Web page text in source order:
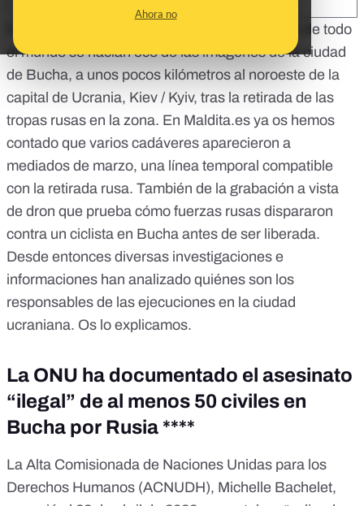
Ahora no
medios de comunicación de todo
el mundo se hacían eco de las imágenes de la ciudad
de Bucha, a unos pocos kilómetros al noroeste de la
capital de Ucrania, Kiev / Kyiv, tras la retirada de las
tropas rusas en la zona. En Maldita.es ya os hemos
contado que varios cadáveres aparecieron a
mediados de marzo, una línea temporal compatible
con la retirada rusa. También de la grabación a vista
de dron que prueba cómo fuerzas rusas dispararon
contra un ciclista en Bucha antes de ser liberada.
Desde entonces diversas investigaciones e
informaciones han analizado quiénes son los
responsables de las ejecuciones en la ciudad
ucraniana. Os lo explicamos.
La ONU ha documentado el asesinato
“ilegal” de al menos 50 civiles en
Bucha por Rusia ****
La Alta Comisionada de Naciones Unidas para los
Derechos Humanos (ACNUDH), Michelle Bachelet,